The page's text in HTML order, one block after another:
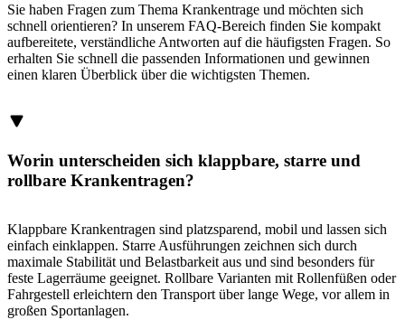
Sie haben Fragen zum Thema Krankentrage und möchten sich
schnell orientieren? In unserem FAQ-Bereich finden Sie kompakt
aufbereitete, verständliche Antworten auf die häufigsten Fragen. So
erhalten Sie schnell die passenden Informationen und gewinnen
einen klaren Überblick über die wichtigsten Themen.
Worin unterscheiden sich klappbare, starre und
rollbare Krankentragen?
Klappbare Krankentragen sind platzsparend, mobil und lassen sich
einfach einklappen. Starre Ausführungen zeichnen sich durch
maximale Stabilität und Belastbarkeit aus und sind besonders für
feste Lagerräume geeignet. Rollbare Varianten mit Rollenfüßen oder
Fahrgestell erleichtern den Transport über lange Wege, vor allem in
großen Sportanlagen.